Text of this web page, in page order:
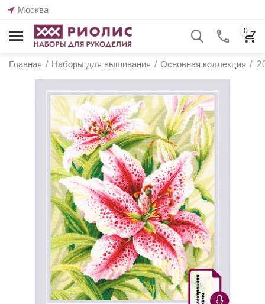
Москва
0
Главная / Наборы для вышивания / Основная коллекция /